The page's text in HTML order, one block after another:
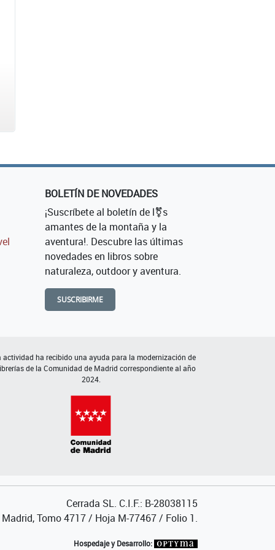
BOLETÍN DE NOVEDADES
¡Suscríbete al boletín de l⚧s
amantes de la montaña y la
aventura!. Descubre las últimas
novedades en libros sobre
naturaleza, outdoor y aventura.
SUSCRIBIRME
actividad ha recibido una ayuda para la modernización de
de la Comunidad de Madrid correspondiente al año
2024.
Cerrada SL. C.I.F.: B-28038115
Tomo 4717 / Hoja M-77467 / Folio 1.
Hospedaje y Desarrollo: